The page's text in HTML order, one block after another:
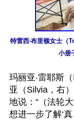
特雷西‧布里顿女士（
小册
玛丽亚‧雷耶斯
亚（Silvia，右
地说：“（法轮
想进一步了解‘